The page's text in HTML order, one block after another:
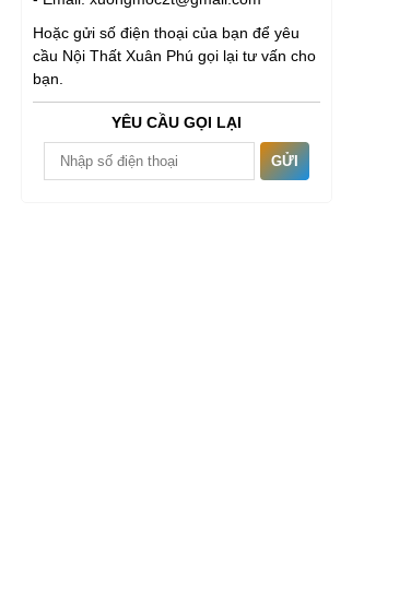
Hoặc gửi số điện thoại của bạn để yêu
cầu Nội Thất Xuân Phú gọi lại tư vấn cho
bạn.
YÊU CẦU GỌI LẠI
GỬI